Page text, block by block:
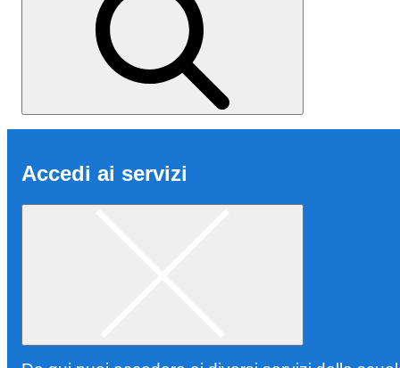
Accedi ai servizi